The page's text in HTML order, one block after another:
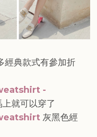
經典款式有參加折
-
就可以穿了
灰黑色經